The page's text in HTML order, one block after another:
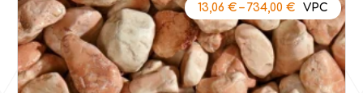
13,06 €– 734,00 €